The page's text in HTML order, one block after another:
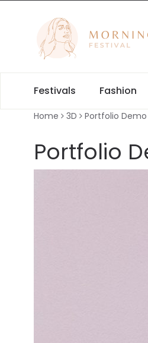
Festivals Fashion
Home 3D Portfolio Demo
Portfolio